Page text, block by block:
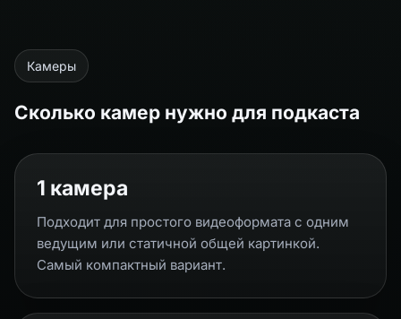
Камеры
Сколько камер нужно для подкаста
1 камера
Подходит для простого видеоформата с одним
ведущим или статичной общей картинкой.
Самый компактный вариант.